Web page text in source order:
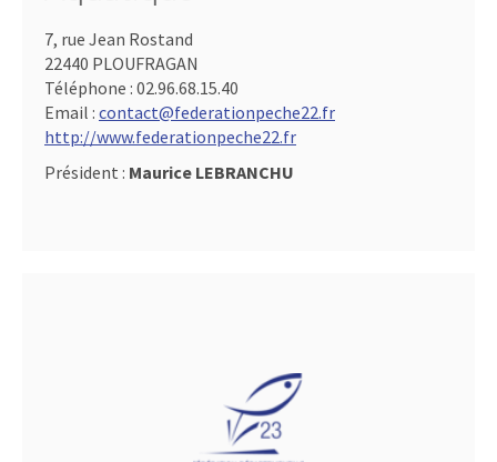
7, rue Jean Rostand
22440 PLOUFRAGAN
Téléphone : 02.96.68.15.40
Email : contact@federationpeche22.fr
http://www.federationpeche22.fr
Président : Maurice LEBRANCHU